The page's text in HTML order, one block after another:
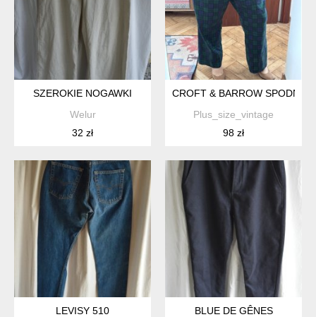
SZEROKIE NOGAWKI
Welur
32 zł
CROFT & BARROW SPODNIE
Plus_size_vintage
98 zł
LEVISY 510
BLUE DE GÊNES